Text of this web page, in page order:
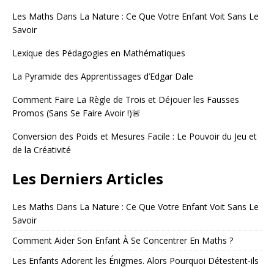
t
i
:
Les Maths Dans La Nature : Ce Que Votre Enfant Voit Sans Le
Savoir
Lexique des Pédagogies en Mathématiques
La Pyramide des Apprentissages d’Edgar Dale
Comment Faire La Règle de Trois et Déjouer les Fausses
Promos (Sans Se Faire Avoir !)🚨
Conversion des Poids et Mesures Facile : Le Pouvoir du Jeu et
de la Créativité
Les Derniers Articles
Les Maths Dans La Nature : Ce Que Votre Enfant Voit Sans Le
Savoir
Comment Aider Son Enfant À Se Concentrer En Maths ?
Les Enfants Adorent les Énigmes. Alors Pourquoi Détestent-ils